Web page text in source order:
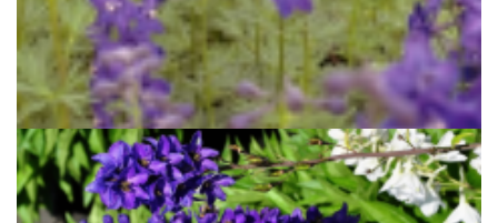
Ridderspoor
Delphinium 'Atlantis'